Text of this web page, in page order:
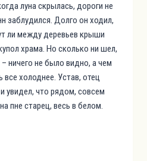
луна скрылась, дороги не
заблудился. Долго он ходил,
ли между деревьев крыши
храма. Но сколько ни шел,
ничего не было видно, а чем
холоднее. Устав, отец
увидел, что рядом, совсем
пне старец, весь в белом.